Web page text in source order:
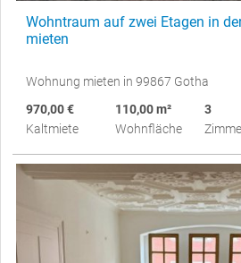
Wohntraum auf zwei Etagen in
mieten
Wohnung mieten in 99867 Gotha
970,00 €
Kaltmiete
110,00 m²
Wohnfläche
3